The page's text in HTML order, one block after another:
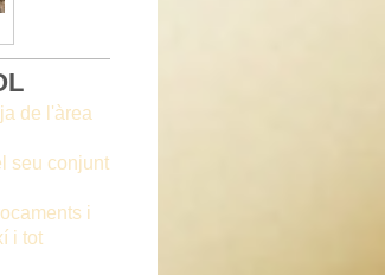
de l'àrea
seu conjunt
i
i tot